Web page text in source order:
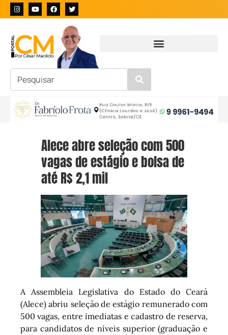
Alece abre seleção com 500
vagas de estágio e bolsa de
até R$ 2,1 mil
A Assembleia Legislativa do Estado do Ceará
(Alece) abriu seleção de estágio remunerado com
500 vagas, entre imediatas e cadastro de reserva,
para candidatos de níveis superior (graduação e